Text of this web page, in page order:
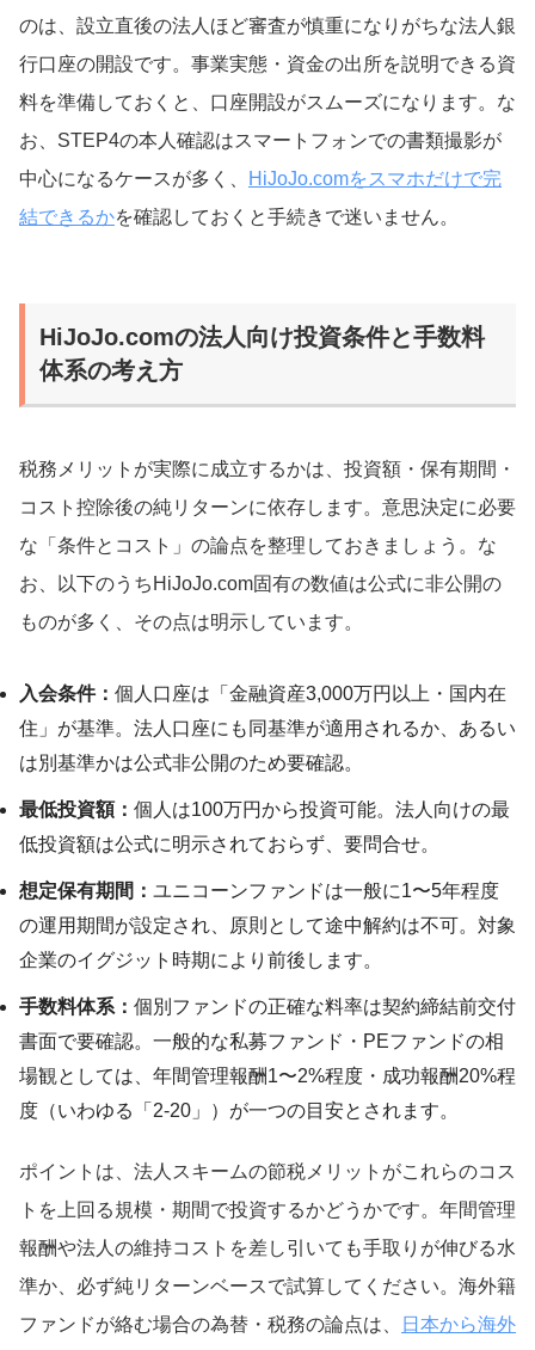
のは、設立直後の法人ほど審査が慎重になりがちな法人銀
行口座の開設です。事業実態・資金の出所を説明できる資
料を準備しておくと、口座開設がスムーズになります。な
お、STEP4の本人確認はスマートフォンでの書類撮影が
中心になるケースが多く、
HiJoJo.comをスマホだけで完
結できるかを確認しておくと手続きで迷いません。
HiJoJo.comの法人向け投資条件と手数料
体系の考え方
税務メリットが実際に成立するかは、投資額・保有期間・
コスト控除後の純リターンに依存します。意思決定に必要
な「条件とコスト」の論点を整理しておきましょう。な
お、以下のうちHiJoJo.com固有の数値は公式に非公開の
ものが多く、その点は明示しています。
入会条件： 個人口座は「金融資産3,000万円以上・国内在
住」が基準。法人口座にも同基準が適用されるか、あるい
は別基準かは公式非公開のため要確認。
最低投資額： 個人は100万円から投資可能。法人向けの最
低投資額は公式に明示されておらず、要問合せ。
想定保有期間： ユニコーンファンドは一般に1〜5年程度
の運用期間が設定され、原則として途中解約は不可。対象
企業のイグジット時期により前後します。
手数料体系： 個別ファンドの正確な料率は契約締結前交付
書面で要確認。一般的な私募ファンド・PEファンドの相
場観としては、年間管理報酬1〜2%程度・成功報酬20%程
度（いわゆる「2-20」）が一つの目安とされます。
ポイントは、法人スキームの節税メリットがこれらのコス
トを上回る規模・期間で投資するかどうかです。年間管理
報酬や法人の維持コストを差し引いても手取りが伸びる水
準か、必ず純リターンベースで試算してください。海外籍
ファンドが絡む場合の為替・税務の論点は、
日本から海外